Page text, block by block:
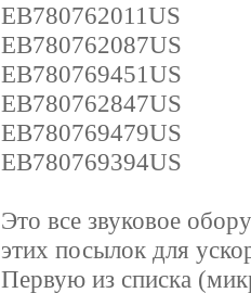
EB780762011US
EB780762087US
EB780769451US
EB780762847US
EB780769479US
EB780769394US
Это все звуковое
этих посылок для
Первую из списка